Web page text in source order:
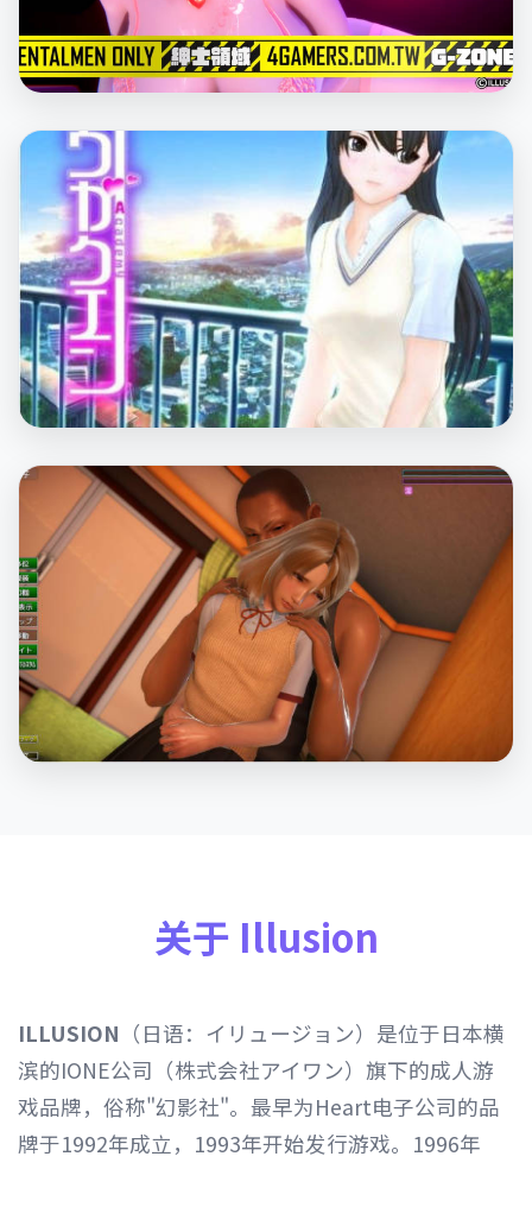
关于 Illusion
ILLUSION （日语：イリュージョン）是位于日本横
滨的IONE公司（株式会社アイワン）旗下的成人游
戏品牌，俗称"幻影社"。最早为Heart电子公司的品
牌于1992年成立，1993年开始发行游戏。1996年